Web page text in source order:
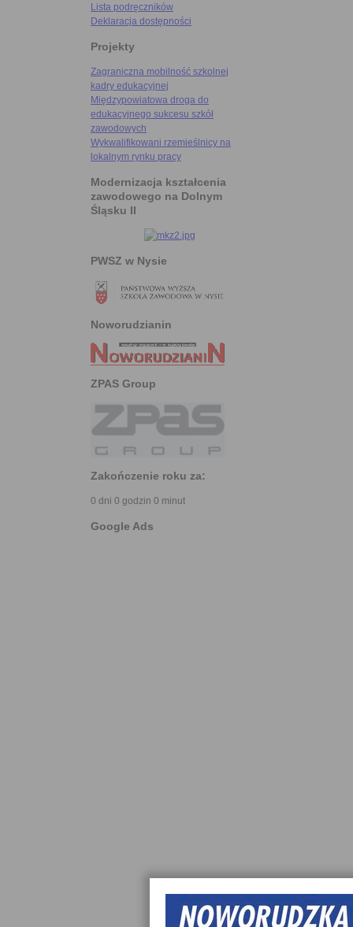
Lista podręczników
Deklaracja dostępności
Projekty
Zagraniczna mobilność szkolnej
kadry edukacyjnej
Międzypowiatowa droga do
edukacyjnego sukcesu szkół
zawodowych
Wykwalifikowani rzemieślnicy na
lokalnym rynku pracy
Modernizacja kształcenia
zawodowego na Dolnym
Śląsku II
PWSZ w Nysie
Noworudzianin
ZPAS Group
Zakończenie roku za:
0 dni 0 godzin 0 minut
Google Ads